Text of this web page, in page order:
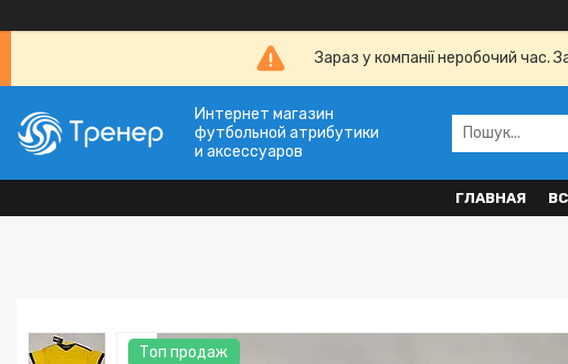
Зараз у компанії неробочий час.
Интернет магазин
футбольной атрибутики
и аксессуаров
ГЛАВНАЯ
Топ продаж